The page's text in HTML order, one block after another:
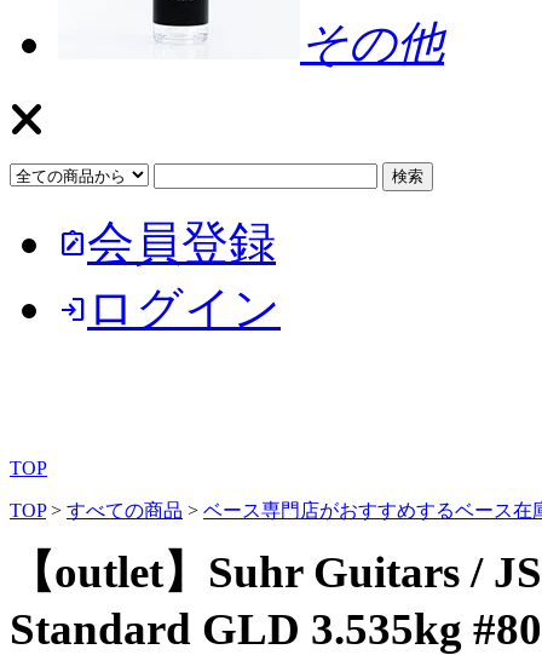
その他
note_alt会員登録
login ログイン
TOP
TOP > すべての商品 > ベース専門店がおすすめするベース在
【outlet】Suhr Guitars /
Standard GLD 3.535kg